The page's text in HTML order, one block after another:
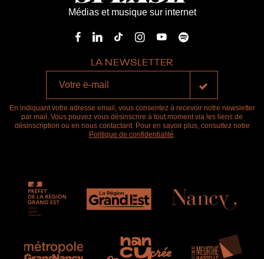
Médias et musique sur internet
LA NEWSLETTER
En indiquant votre adresse email, vous consentez à recevoir notre newsletter
par mail. Vous pouvez vous désinscrire à tout moment via les liens de
désinscription ou en nous contactant. Pour en savoir plus, consultez notre
Politique de confidentialité.